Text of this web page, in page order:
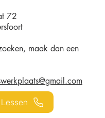
72
maak dan een
Lessen